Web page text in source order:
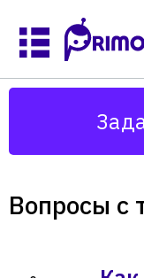
Вопросы с